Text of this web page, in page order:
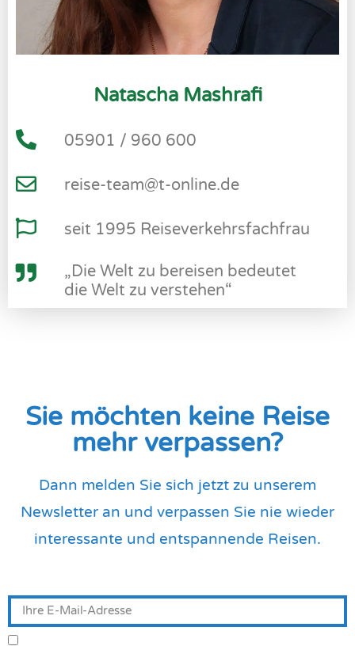
Natascha Mashrafi
05901 / 960 600
reise-team@t-online.de
seit 1995 Reiseverkehrsfachfrau
„Die Welt zu bereisen bedeutet
die Welt zu verstehen“
Sie möchten keine Reise
mehr verpassen?
Dann melden Sie sich jetzt zu unserem
Newsletter an und verpassen Sie nie wieder
interessante und entspannende Reisen.